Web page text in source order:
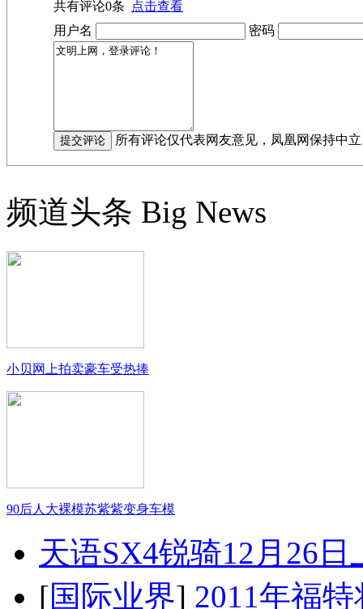
共有评论0条
点击查看
用户名
密码
所有评论仅代表网友意见，凤凰网保持中
频道头条 Big News
小贝网上拍卖豪车受热捧
90后人大裸模苏紫紫变身车模
天语SX4锐骑12月26
[国际业界] 2011年福